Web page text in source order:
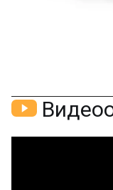
Подробные